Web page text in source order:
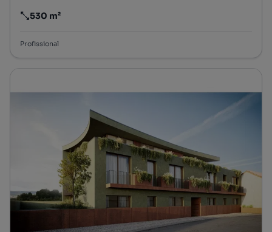
Preço por metro quadrado
530 m²
Profissional